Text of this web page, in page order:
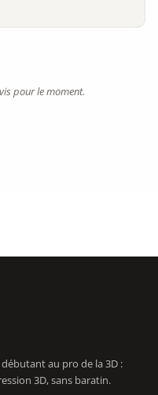
pour le moment.
au pro de la 3D :
3D, sans baratin.